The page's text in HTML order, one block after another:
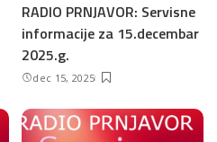
RADIO PRNJAVOR: Servisne
informacije za 15.decembar
2025.g.
dec 15, 2025